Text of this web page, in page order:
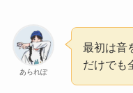
あられぽ
最初は音
だけでも